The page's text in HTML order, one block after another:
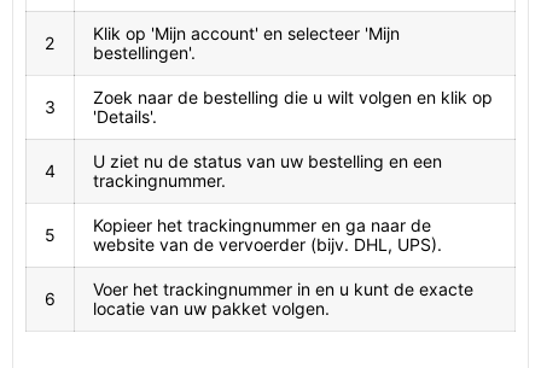
2
Klik op 'Mijn account' en selecteer 'Mijn
bestellingen'.
3
Zoek naar de bestelling die u wilt volgen en klik op
'Details'.
4
U ziet nu de status van uw bestelling en een
trackingnummer.
5
Kopieer het trackingnummer en ga naar de
website van de vervoerder (bijv. DHL, UPS).
6
Voer het trackingnummer in en u kunt de exacte
locatie van uw pakket volgen.